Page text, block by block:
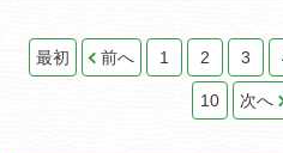
最初 前へ 1 2 3
10 次へ